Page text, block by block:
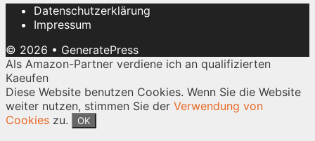
Datenschutzerklärung
Impressum
© 2026 • GeneratePress
Als Amazon-Partner verdiene ich an qualifizierten
Kaeufen
Diese Website benutzen Cookies. Wenn Sie die Website
weiter nutzen, stimmen Sie der Verwendung von
Cookies zu. OK